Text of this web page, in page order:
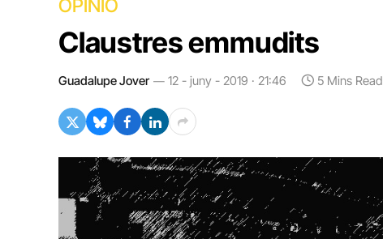
OPINIÓ
Claustres emmudits
Guadalupe Jover 12 - juny - 2019 · 21:46 5 Mins Read